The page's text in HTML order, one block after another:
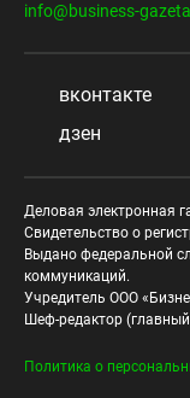
info@business-
вконтакте
дзен
Деловая электронная
Свидетельство о
Выдано федеральной
коммуникаций.
Учредитель ООО
Шеф-редактор
Политика о